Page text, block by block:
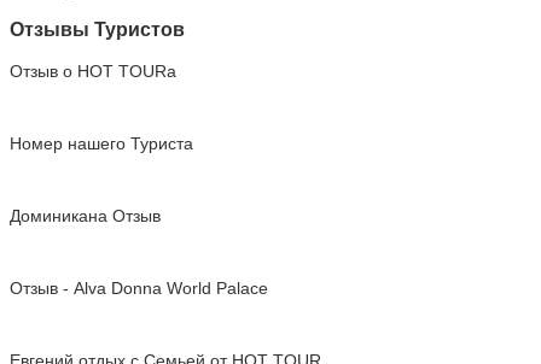
Отзывы Туристов
Отзыв о HOT TOURа
Номер нашего Туриста
Доминикана Отзыв
Отзыв - Alva Donna World Palace
Евгений отдых с Cемьей от HOT TOUR